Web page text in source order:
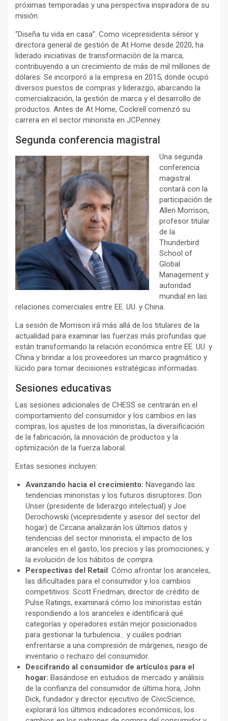
próximas temporadas y una perspectiva inspiradora de su
misión:
“Diseña tu vida en casa”. Como vicepresidenta sénior y
directora general de gestión de At Home desde 2020, ha
liderado iniciativas de transformación de la marca,
contribuyendo a un crecimiento de más de mil millones de
dólares. Se incorporó a la empresa en 2015, donde ocupó
diversos puestos de compras y liderazgo, abarcando la
comercialización, la gestión de marca y el desarrollo de
productos. Antes de At Home, Cockrell comenzó su
carrera en el sector minorista en JCPenney.
Segunda conferencia magistral
Una segunda
conferencia
magistral
contará con la
participación de
Allen Morrison,
profesor titular
de la
Thunderbird
School of
Global
Management y
autoridad
mundial en las
relaciones comerciales entre EE. UU. y China.
La sesión de Morrison irá más allá de los titulares de la
actualidad para examinar las fuerzas más profundas que
están transformando la relación económica entre EE. UU. y
China y brindar a los proveedores un marco pragmático y
lúcido para tomar decisiones estratégicas informadas.
Sesiones educativas
Las sesiones adicionales de CHESS se centrarán en el
comportamiento del consumidor y los cambios en las
compras, los ajustes de los minoristas, la diversificación
de la fabricación, la innovación de productos y la
optimización de la fuerza laboral.
Estas sesiones incluyen:
Avanzando hacia el crecimiento: Navegando las
tendencias minoristas y los futuros disruptores: Don
Unser (presidente de liderazgo intelectual) y Joe
Derochowski (vicepresidente y asesor del sector del
hogar) de Circana analizarán los últimos datos y
tendencias del sector minorista; el impacto de los
aranceles en el gasto, los precios y las promociones; y
la evolución de los hábitos de compra.
Perspectivas del Retail : Cómo afrontar los aranceles,
las dificultades para el consumidor y los cambios
competitivos: Scott Friedman, director de crédito de
Pulse Ratings, examinará cómo los minoristas están
respondiendo a los aranceles e identificará qué
categorías y operadores están mejor posicionados
para gestionar la turbulencia… y cuáles podrían
enfrentarse a una compresión de márgenes, riesgo de
inventario o rechazo del consumidor.
Descifrando al consumidor de artículos para el
hogar: Basándose en estudios de mercado y análisis
de la confianza del consumidor de última hora, John
Dick, fundador y director ejecutivo de CivicScience,
explorará los últimos indicadores económicos, los